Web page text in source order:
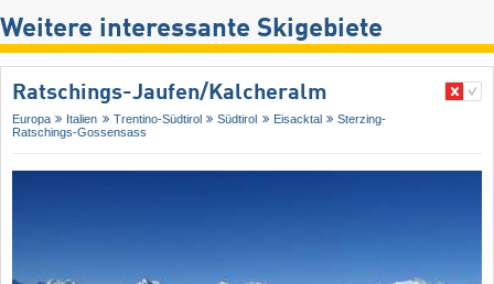
Weitere interessante Skigebiete
Ratschings-Jaufen/​Kalcheralm
Europa Italien Trentino-Südtirol Südtirol Eisacktal
Sterzing-
Ratschings-Gossensass